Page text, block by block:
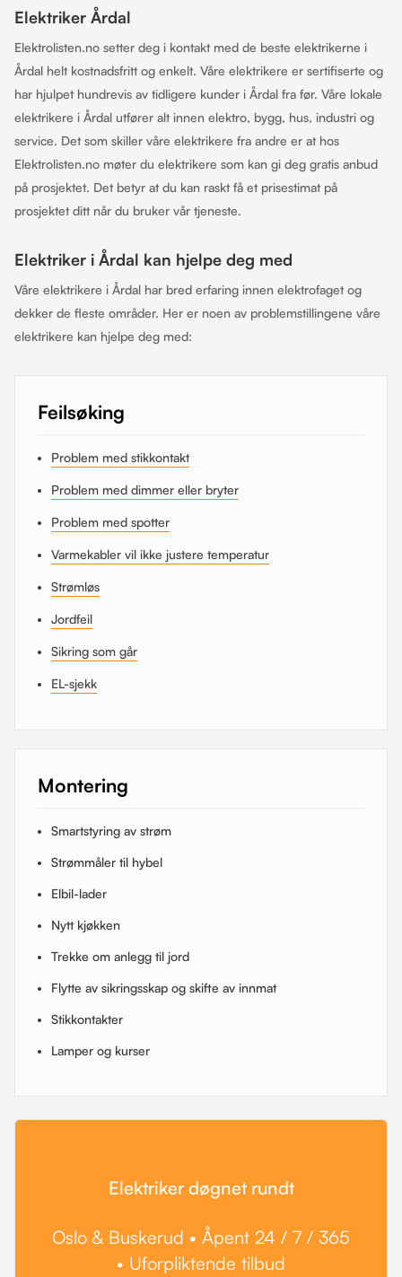
Elektriker Årdal
Elektrolisten.no setter deg i kontakt med de beste elektrikerne i
Årdal helt kostnadsfritt og enkelt. Våre elektrikere er sertifiserte og
har hjulpet hundrevis av tidligere kunder i Årdal fra før. Våre lokale
elektrikere i Årdal utfører alt innen elektro, bygg, hus, industri og
service. Det som skiller våre elektrikere fra andre er at hos
Elektrolisten.no møter du elektrikere som kan gi deg gratis anbud
på prosjektet. Det betyr at du kan raskt få et prisestimat på
prosjektet ditt når du bruker vår tjeneste.
Elektriker i Årdal kan hjelpe deg med
Våre elektrikere i Årdal har bred erfaring innen elektrofaget og
dekker de fleste områder. Her er noen av problemstillingene våre
elektrikere kan hjelpe deg med:
Feilsøking
Problem med stikkontakt
Problem med dimmer eller bryter
Problem med spotter
Varmekabler vil ikke justere temperatur
Strømløs
Jordfeil
Sikring som går
EL-sjekk
Montering
Smartstyring av strøm
Strømmåler til hybel
Elbil-lader
Nytt kjøkken
Trekke om anlegg til jord
Flytte av sikringsskap og skifte av innmat
Stikkontakter
Lamper og kurser
Elektriker døgnet rundt
Oslo & Buskerud • Åpent 24 / 7 / 365
• Uforpliktende tilbud